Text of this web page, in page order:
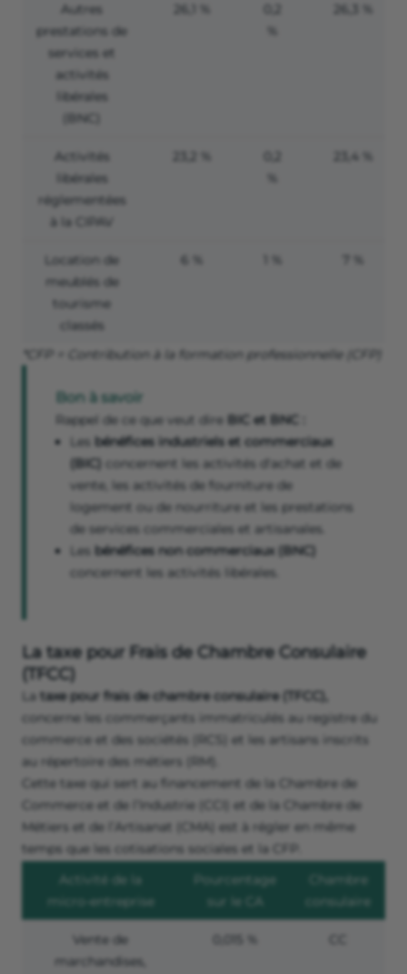
Autres
prestations de
services et
activités
libérales
(BNC)
26,1 %
%
26,3 %
Activités
libérales
réglementées
à la CIPAV
23,2 %
%
23,4 %
Location de
meublés de
tourisme
classés
6 % 1 % 7 %
*CFP = Contribution à la formation professionnelle (CFP)
Bon à savoir
Rappel de ce que veut dire BIC et BNC :
Les bénéfices industriels et commerciaux
(BIC)
concernent les activités d'achat et de
vente, les activités de fourniture de
logement ou de nourriture et les prestations
de services commerciales et artisanales.
Les bénéfices non commerciaux (BNC)
concernent les activités libérales.
La taxe pour Frais de Chambre Consulaire
(TFCC)
La taxe pour frais de chambre consulaire (TFCC),
concerne les commerçants immatriculés au registre du
commerce et des sociétés (RCS) et les artisans inscrits
au répertoire des métiers (RM).
Cette taxe qui sert au financement de la Chambre de
Commerce et de l’Industrie (CCI) et de la Chambre de
Métiers et de l’Artisanat (CMA) est à régler en même
temps que les cotisations sociales et la CFP.
Activité de la
micro-entreprise
Pourcentage
sur le CA
Chambre
consulaire
Vente de
marchandises,
0,015 %